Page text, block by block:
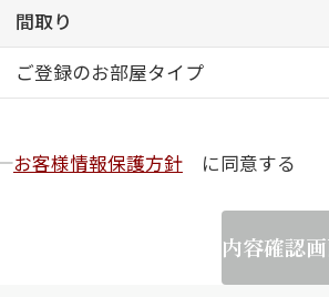
らくらく内見
シャーメゾンライフサポート
お問い合わせ・よくある質問
間取り
ご登録のお部屋タイプ
お客様情報保護方針 に同意する
内容確認